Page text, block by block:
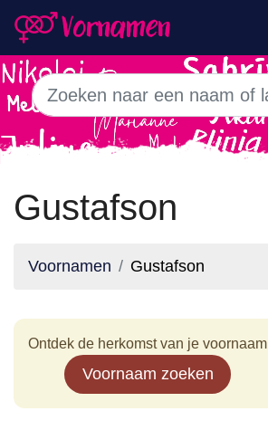
Gustafson
Voornamen Gustafson
Ontdek de herkomst van je voornaam
Voornaam zoeken